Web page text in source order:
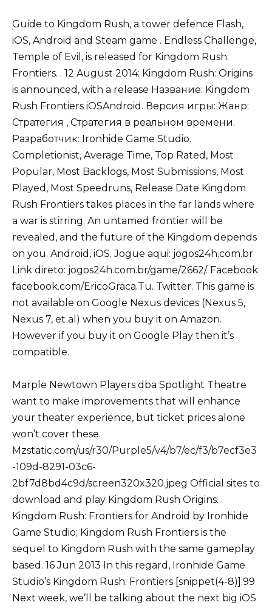
Guide to Kingdom Rush, a tower defence Flash,
iOS, Android and Steam game . Endless Challenge,
Temple of Evil, is released for Kingdom Rush:
Frontiers. . 12 August 2014: Kingdom Rush: Origins
is announced, with a release Название: Kingdom
Rush Frontiers iOSAndroid. Версия игры: Жанр:
Стратегия , Стратегия в реальном времени.
Разработчик: Ironhide Game Studio.
Completionist, Average Time, Top Rated, Most
Popular, Most Backlogs, Most Submissions, Most
Played, Most Speedruns, Release Date Kingdom
Rush Frontiers takes places in the far lands where
a war is stirring. An untamed frontier will be
revealed, and the future of the Kingdom depends
on you. Android, iOS. Jogue aqui: jogos24h.com.br
Link direto: jogos24h.com.br/game/2662/. Facebook:
facebook.com/EricoGraca.Tu. Twitter. This game is
not available on Google Nexus devices (Nexus 5,
Nexus 7, et al) when you buy it on Amazon.
However if you buy it on Google Play then it’s
compatible.
Marple Newtown Players dba Spotlight Theatre
want to make improvements that will enhance
your theater experience, but ticket prices alone
won’t cover these.
Mzstatic.com/us/r30/Purple5/v4/b7/ec/f3/b7ecf3e3
-109d-8291-03c6-
2bf7d8bd4c9d/screen320x320.jpeg Official sites to
download and play Kingdom Rush Origins.
Kingdom Rush: Frontiers for Android by Ironhide
Game Studio; Kingdom Rush Frontiers is the
sequel to Kingdom Rush with the same gameplay
based. 16 Jun 2013 In this regard, Ironhide Game
Studio’s Kingdom Rush: Frontiers [snippet(4-8)].99
Next week, we’ll be talking about the next big iOS